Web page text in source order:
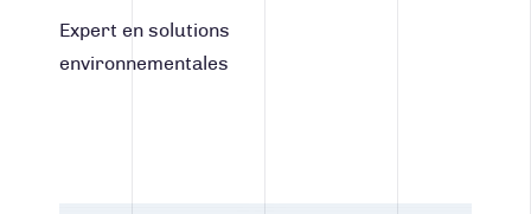
Expert en solutions
environnementales